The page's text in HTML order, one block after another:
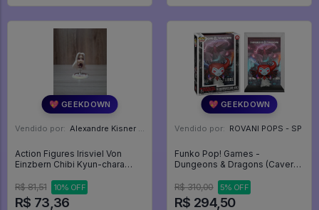
💖 GEEKDOWN
Vendido por: Alexandre Kisner - PR
Action Figures Irisviel Von
Einzbern Chibi Kyun-chara
R$ 81,51
10% OFF
R$ 73,36
💖 GEEKDOWN
Vendido por: ROVANI POPS - SP
Funko Pop! Games -
Dungeons & Dragons (Caverna
R$ 310,00 5% OFF
R$ 294,50